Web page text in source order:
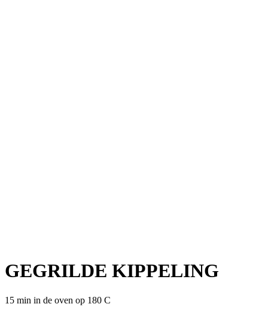
GEGRILDE KIPPELING
15 min in de oven op 180 C